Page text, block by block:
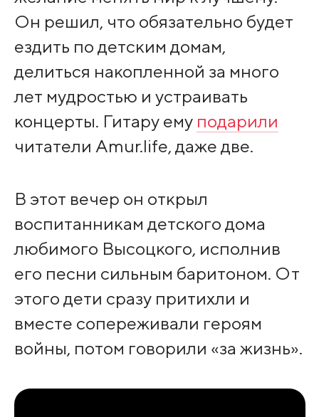
Он решил, что обязательно будет
ездить по детским домам,
делиться накопленной за много
лет мудростью и устраивать
концерты. Гитару ему подарили
читатели Amur.life, даже две.
В этот вечер он открыл
воспитанникам детского дома
любимого Высоцкого, исполнив
его песни сильным баритоном. От
этого дети сразу притихли и
вместе сопереживали героям
войны, потом говорили «за жизнь».